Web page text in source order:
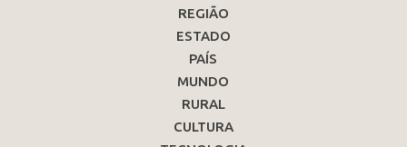
REGIÃO
ESTADO
PAÍS
MUNDO
RURAL
CULTURA